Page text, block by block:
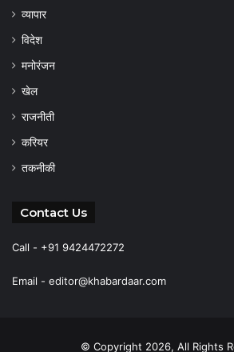
व्यापार
विदेश
मनोरंजन
खेल
राजनीती
करियर
तकनीकी
Contact Us
Call - +91 9424472272
Email - editor@khabardaar.com
© Copyright 2026, All Rights